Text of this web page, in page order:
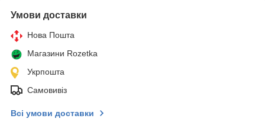
Умови доставки
Нова Пошта
Магазини Rozetka
Укрпошта
Самовивіз
Всі умови доставки